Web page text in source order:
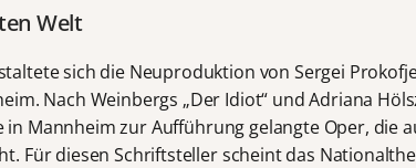
Welt
sich die Neuproduktion von Sergei
Nach Weinbergs „Der Idiot“ und Adriana
in Mannheim zur Aufführung gelangte Oper, die
Für diesen Schriftsteller scheint das